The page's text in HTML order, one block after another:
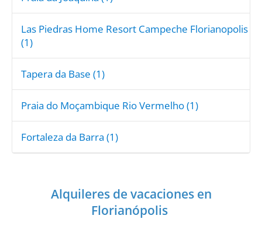
Las Piedras Home Resort Campeche Florianopolis
(1)
Tapera da Base (1)
Praia do Moçambique Rio Vermelho (1)
Fortaleza da Barra (1)
Alquileres de vacaciones en
Florianópolis